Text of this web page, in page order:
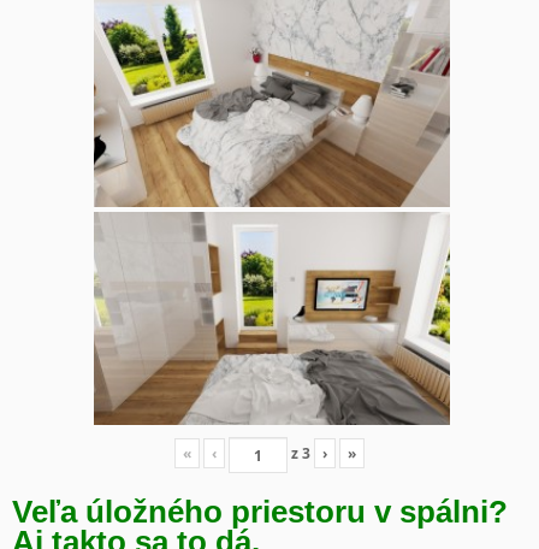
« ‹ z3 › »
Veľa úložného priestoru v spálni?
Aj takto sa to dá.